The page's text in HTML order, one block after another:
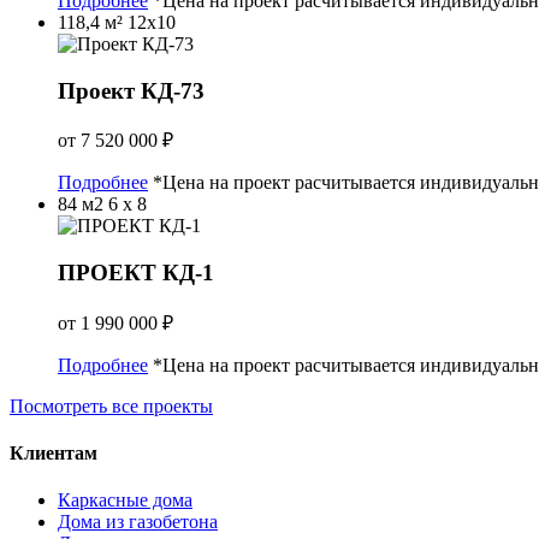
118,4 м² 12x10
Проект КД-73
от 7 520 000 ₽
Подробнее *Цена на проект расчитывается
84 м2 6 х 8
ПРОЕКТ КД-1
от 1 990 000 ₽
Подробнее *Цена на проект расчитывается
Посмотреть все проекты
Клиентам
Каркасные дома
Дома из газобетона